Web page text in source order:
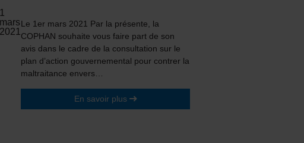
1
mars
2021
Le 1er mars 2021 Par la présente, la
COPHAN souhaite vous faire part de son
avis dans le cadre de la consultation sur le
plan d’action gouvernemental pour contrer la
maltraitance envers…
En savoir plus